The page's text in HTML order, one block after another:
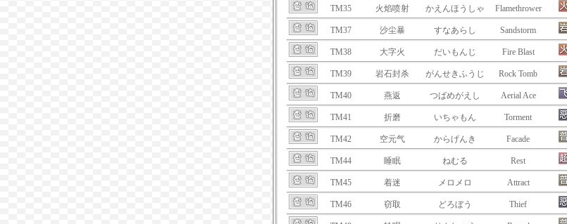
TM35 火焰喷射 かえんほうしゃ Flamethrower
TM37 沙尘暴 すなあらし Sandstorm
TM38 大字火 だいもんじ Fire Blast
TM39 岩石封杀 がんせきふうじ Rock Tomb
TM40 燕返 つばめがえし Aerial Ace
TM41 折磨 いちゃもん Torment
TM42 空元气 からげんき Facade
TM44 睡眠 ねむる Rest
TM45 着迷 メロメロ Attract
TM46 窃取 どろぼう Thief